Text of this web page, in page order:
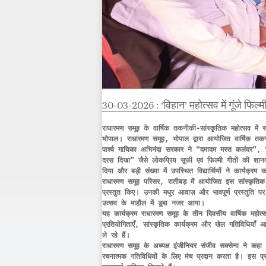
30-03-2026 : ‘विहान’ महोत्सव में गूंजे
राधारमण समूह के वार्षिक तकनीकी-सांस्कृतिक महोत्सव
भोपाल। राधारमण समूह, भोपाल द्वारा आयोजित
पार्श्व गायिका अभिनंदा सरकार ने “दमादम मस्त
दरस दिखा” जैसे लोकप्रिय सूफी एवं फिल्मी गीतों की
दिया और बड़ी संख्या में उपस्थित विद्यार्थियों ने
राधारमण समूह परिसर, रातीबड़ में आयोजित इस
प्रस्तुत किए। उनकी मधुर आवाज़ और भावपूर्ण प्रस्तुति पर
उत्सव के माहौल में डूबा नजर आया।
यह कार्यक्रम राधारमण समूह के तीन दिवसीय वार्षिक
प्रतियोगिताएँ, सांस्कृतिक कार्यक्रम और खेल गतिविधियाँ
ले रहे हैं।
राधारमण समूह के अध्यक्ष इंजीनियर संजीव सक्सेना ने कहा
रचनात्मक गतिविधियों के लिए मंच प्रदान करता है। इस